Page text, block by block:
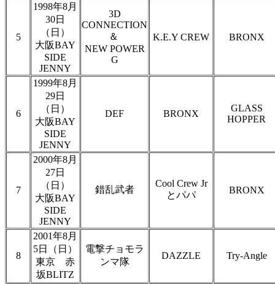
5
1998年8月
30日
（日）
大阪BAY
SIDE
JENNY
3D
CONNECTION
＆
NEW POWER
G
K.E.Y CREW BRONX
6
1999年8月
29日
（日）
大阪BAY
SIDE
JENNY
DEF BRONX
GLASS
HOPPER
7
2000年8月
27日
（日）
大阪BAY
SIDE
JENNY
錯乱武者
Cool Crew Jr
とパパ
BRONX
8
2001年8月
5日（日）
東京 赤
坂BLITZ
電撃チョモラ
ンマ隊
DAZZLE Try-Angle